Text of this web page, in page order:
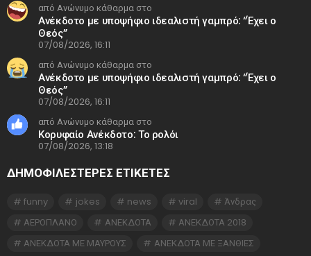
από Ανώνυμο κάθαρμα στο
Ανέκδοτο με υποψήφιο ιδεαλιστή γαμπρό: “Έχει ο
Θεός”
07/08/2026, 16:11
από Ανώνυμο κάθαρμα στο
Ανέκδοτο με υποψήφιο ιδεαλιστή γαμπρό: “Έχει ο
Θεός”
07/08/2026, 16:11
από Ανώνυμο κάθαρμα στο
Κορυφαίο Ανέκδοτο: Το ρολόι
07/08/2026, 13:18
ΔΗΜΟΦΙΛΕΣΤΕΡΕΣ ΕΤΙΚΈΤΕΣ
funny jokes news viral
Άνδρας
ΑΕΡΟΠΛΑΝΟ
ΑΝΕΚΔΟΤΑ
ΑΝΕΚΔΟΤΑ 2018
ΑΝΕΚΔΟΤΑ ΜΕ ΜΑΥΡΟΥΣ
ΑΝΕΚΔΟΤΑ ΜΕ ΞΑΝΘΙΕΣ